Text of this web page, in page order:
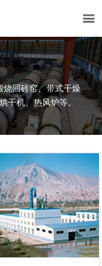

烧回砖窑、带式干燥
干机、热风炉等。